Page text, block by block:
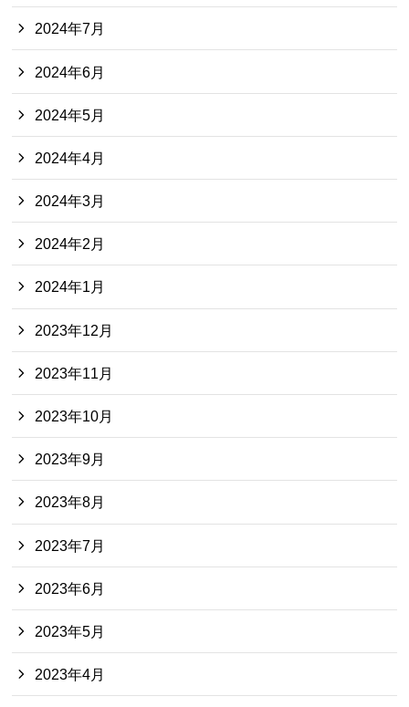
2024年7月
2024年6月
2024年5月
2024年4月
2024年3月
2024年2月
2024年1月
2023年12月
2023年11月
2023年10月
2023年9月
2023年8月
2023年7月
2023年6月
2023年5月
2023年4月